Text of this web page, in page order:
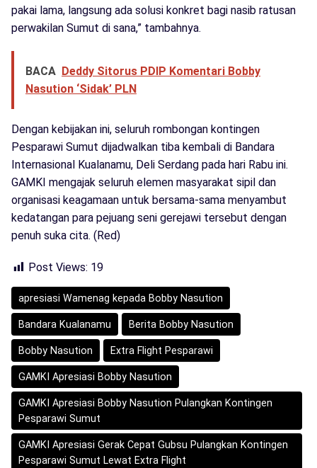
pakai lama, langsung ada solusi konkret bagi nasib ratusan
perwakilan Sumut di sana,” tambahnya.
BACA Deddy Sitorus PDIP Komentari Bobby
Nasution ‘Sidak’ PLN
Dengan kebijakan ini, seluruh rombongan kontingen
Pesparawi Sumut dijadwalkan tiba kembali di Bandara
Internasional Kualanamu, Deli Serdang pada hari Rabu ini.
GAMKI mengajak seluruh elemen masyarakat sipil dan
organisasi keagamaan untuk bersama-sama menyambut
kedatangan para pejuang seni gerejawi tersebut dengan
penuh suka cita. (Red)
Post Views: 19
apresiasi Wamenag kepada Bobby Nasution
Bandara Kualanamu Berita Bobby Nasution
Bobby Nasution Extra Flight Pesparawi
GAMKI Apresiasi Bobby Nasution
GAMKI Apresiasi Bobby Nasution Pulangkan Kontingen
Pesparawi Sumut
GAMKI Apresiasi Gerak Cepat Gubsu Pulangkan Kontingen
Pesparawi Sumut Lewat Extra Flight